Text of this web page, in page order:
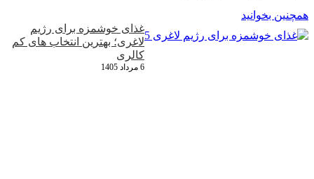
همچنین بخوانید
غذای خوشمزه برای رژیم
لاغری؛ بهترین انتخاب‌ های کم‌
کالری
6 مرداد 1405